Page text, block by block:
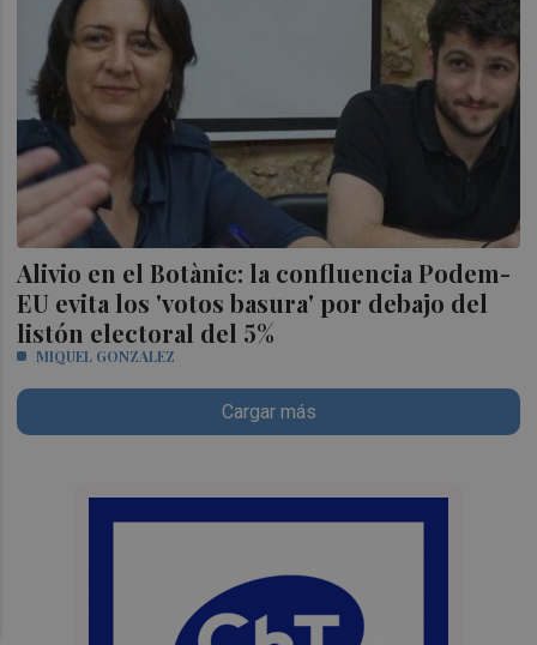
Alivio en el Botànic: la confluencia Podem-
EU evita los 'votos basura' por debajo del
listón electoral del 5%
MIQUEL GONZALEZ
Cargar más